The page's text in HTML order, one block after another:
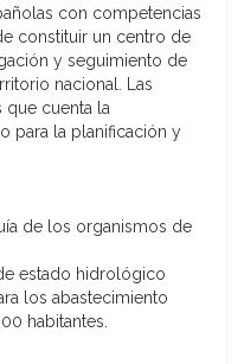
con competencias
constituir un centro de
y seguimiento de
nacional. Las
que cuenta la
para la planificación y
de los organismos de
estado hidrológico
los abastecimiento
habitantes.